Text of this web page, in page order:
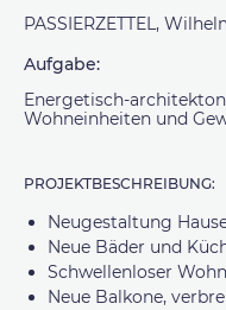
PASSIERZETTEL,
Aufgabe:
Energetisch-
Wohneinheiten und
PROJEKTBESCHREIBUNG:
Neugestaltung
Neue Bäder und
Schwellenloser
Neue Balkone,